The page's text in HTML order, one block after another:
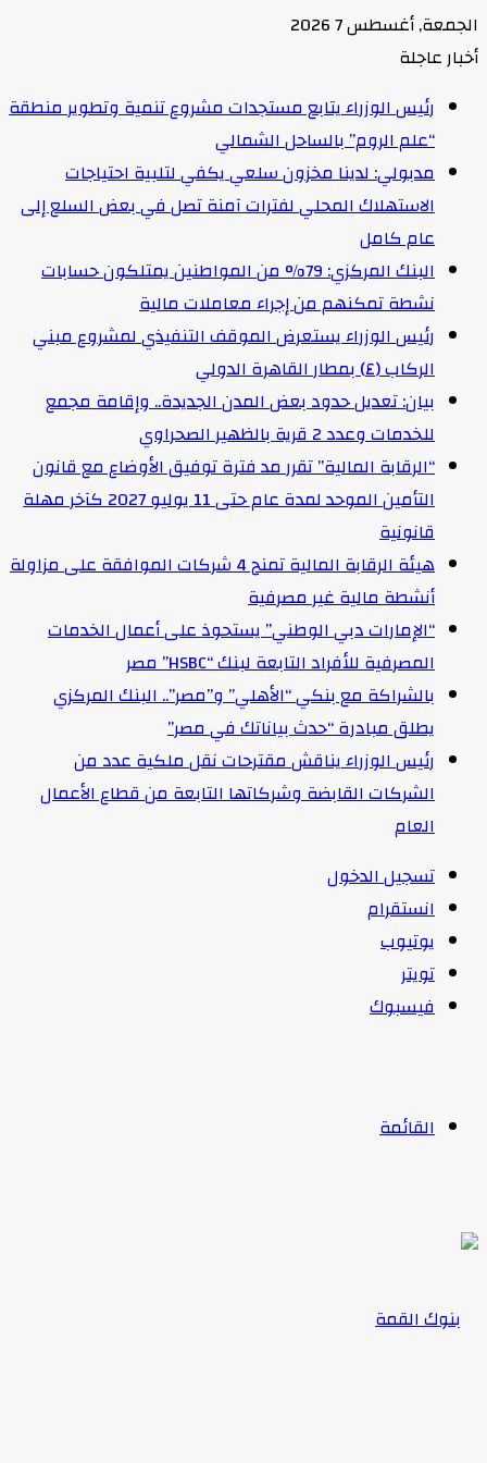
الجمعة, أغسطس 7 2026
أخبار عاجلة
رئيس الوزراء يتابع مستجدات مشروع تنمية وتطوير منطقة
“علم الروم” بالساحل الشمالي
مدبولي: لدينا مخزون سلعي يكفي لتلبية احتياجات
الاستهلاك المحلي لفترات آمنة تصل في بعض السلع إلى
عام كامل
البنك المركزي: 79% من المواطنين يمتلكون حسابات
نشطة تمكنهم من إجراء معاملات مالية
رئيس الوزراء يستعرض الموقف التنفيذي لمشروع مبني
الركاب (٤) بمطار القاهرة الدولي
بيان: تعديل حدود بعض المدن الجديدة.. وإقامة مجمع
للخدمات وعدد 2 قرية بالظهير الصحراوي
“الرقابة المالية” تقرر مد فترة توفيق الأوضاع مع قانون
التأمين الموحد لمدة عام حتى 11 يوليو 2027 كآخر مهلة
قانونية
هيئة الرقابة المالية تمنح 4 شركات الموافقة على مزاولة
أنشطة مالية غير مصرفية
“الإمارات دبي الوطني” يستحوذ على أعمال الخدمات
المصرفية للأفراد التابعة لبنك “HSBC” مصر
بالشراكة مع بنكي “الأهلي” و”مصر”.. البنك المركزي
يطلق مبادرة “حدث بياناتك في مصر”
رئيس الوزراء يناقش مقترحات نقل ملكية عدد من
الشركات القابضة وشركاتها التابعة من قطاع الأعمال
العام
تسجيل الدخول
انستقرام
يوتيوب
تويتر
فيسبوك
القائمة